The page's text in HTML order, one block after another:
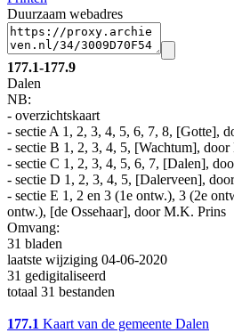
Duurzaam webadres
177.1-177.9
Dalen
NB:
- overzichtskaart
- sectie A 1, 2, 3, 4, 5, 6, 7, 8, [Gotte],
- sectie B 1, 2, 3, 4, 5, [Wachtum],
- sectie C 1, 2, 3, 4, 5, 6, 7, [Dalen],
- sectie D 1, 2, 3, 4, 5, [Dalerveen],
- sectie E 1, 2 en 3 (1e ontw.), 3 (2e
ontw.), [de Ossehaar], door M.K. Prins
Omvang:
31 bladen
laatste wijziging 04-06-2020
31 gedigitaliseerd
totaal 31 bestanden
177.1 Kaart van de gemeente Dalen